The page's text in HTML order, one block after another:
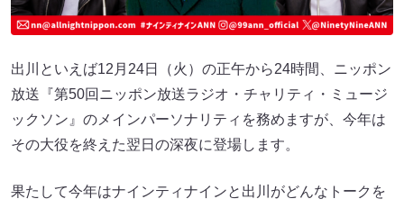
出川といえば12月24日（火）の正午から24時間、ニッポン
放送『第50回ニッポン放送ラジオ・チャリティ・ミュージ
ックソン』のメインパーソナリティを務めますが、今年は
その大役を終えた翌日の深夜に登場します。
果たして今年はナインティナインと出川がどんなトークを